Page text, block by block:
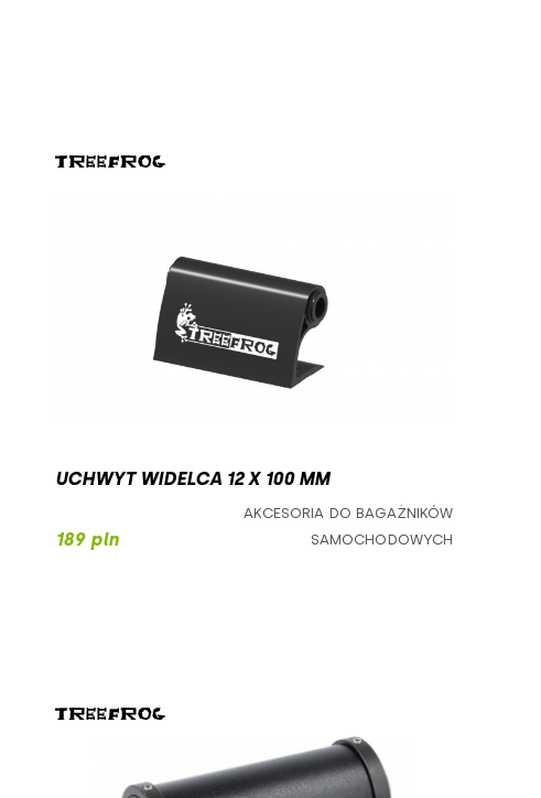
UCHWYT WIDELCA 12 X 100 MM
189 pln
AKCESORIA DO BAGAŻNIKÓW
SAMOCHODOWYCH